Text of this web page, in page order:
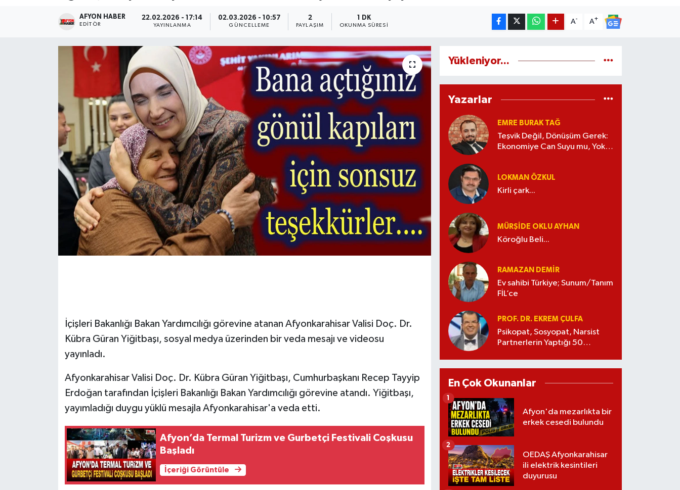
AFYON HABER
EDITÖR
22.02.2026 - 17:14
YAYINLANMA
02.03.2026 - 10:57
GÜNCELLEME
2
PAYLAŞIM
1 DK
OKUNMA SÜRESI
A- A+
İçişleri Bakanlığı Bakan Yardımcılığı görevine atanan Afyonkarahisar Valisi Doç. Dr.
Kübra Güran Yiğitbaşı, sosyal medya üzerinden bir veda mesajı ve videosu
yayınladı.
Afyonkarahisar Valisi Doç. Dr. Kübra Güran Yiğitbaşı, Cumhurbaşkanı Recep Tayyip
Erdoğan tarafından İçişleri Bakanlığı Bakan Yardımcılığı görevine atandı. Yiğitbaşı,
yayımladığı duygu yüklü mesajla Afyonkarahisar'a veda etti.
Afyon’da Termal Turizm ve Gurbetçi Festivali Coşkusu
Başladı
İçeriği Görüntüle
Yükleniyor...
Yazarlar
EMRE BURAK TAĞ
Teşvik Değil, Dönüşüm Gerek:
Ekonomiye Can Suyu mu, Yoksa
LOKMAN ÖZKUL
Kirli çark...
MÜRŞIDE OKLU AYHAN
Köroğlu Beli...
RAMAZAN DEMİR
Ev sahibi Türkiye; Sunum/Tanım
FİL’ce
PROF. DR. EKREM ÇULFA
Psikopat, Sosyopat, Narsist
Partnerlerin Yaptığı 50
En Çok Okunanlar
Afyon'da mezarlıkta bir
erkek cesedi bulundu
1
OEDAŞ Afyonkarahisar
ili elektrik kesintileri
duyurusu
2
Magazin